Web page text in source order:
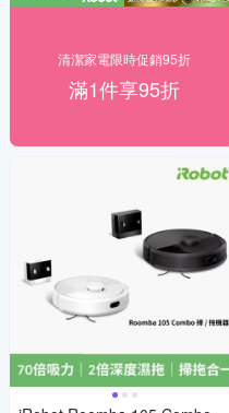
清潔家電限時促銷95折
滿1件享95折